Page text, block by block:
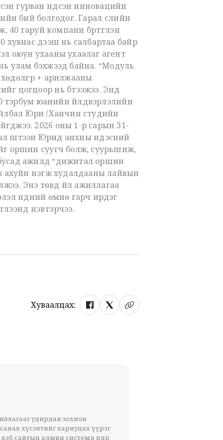
гурван үндсэн инновацийн
бий болгодог. Гарал үүслийн
40 гаруй компани бүртгүүлэн
хувиас дээш нь салбартаа байр
оюун ухааны ухаалаг агент
нь улам бэхжээд байна. “Модуль
+ арилжааны
цогцоор нь бүтээжээ. Энд
тэрбум юанийн үйлдвэрлэлийн
Юри /Ханчин студийн
2026 оны 1-р сарын 31-
шүтээн Юрид анхны үндэсний
оршин суугч болж, суурьшиж,
ажилд “дижитал оршин
ахуйн нэгж худалдааны лайвын
Энэ төвд үйл ажиллагаа
нүдний өмнө гарч ирдэг
нэвтэрчээ.
Хуваалцах:
удирдан зохион
хүсэлтийг хариуцах үүрэг
сайтын админ системд өндөр